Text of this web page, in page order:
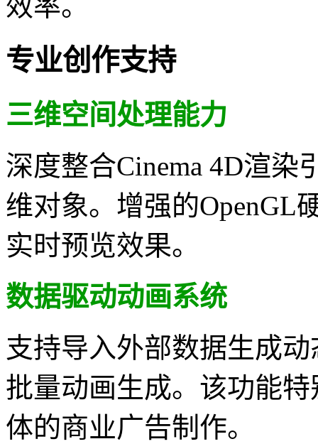
效率。
专业创作支持
三维空间处理能力
深度整合Cinema 4D渲
维对象。增强的OpenGL
实时预览效果。
数据驱动动画系统
支持导入外部数据生成
批量动画生成。该功能
体的商业广告制作。